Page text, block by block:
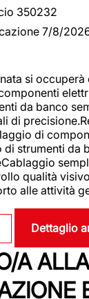
350232
7/8/
si occuperà
da banco
di
di
strumenti da
qualità
alle attività
Dettaglio
A ALLA